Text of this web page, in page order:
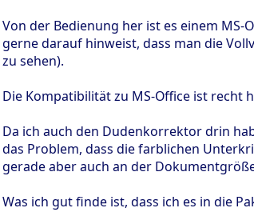
Von der Bedienung her ist es einem MS-
gerne darauf hinweist, dass man die
zu sehen).
Die Kompatibilität zu MS-Office ist recht
Da ich auch den Dudenkorrektor drin
das Problem, dass die farblichen
gerade aber auch an der
Was ich gut finde ist, dass ich es in die